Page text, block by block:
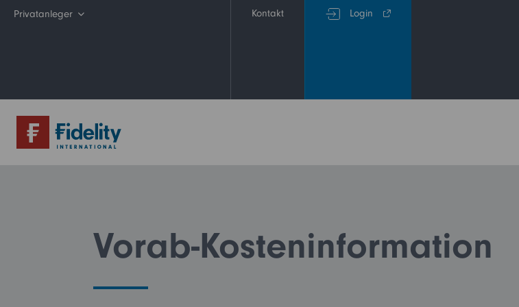
Privatanleger
Betriebliche Vorsorge
My Fidelity
Kontakt Login
Vorab-Kosteninformation